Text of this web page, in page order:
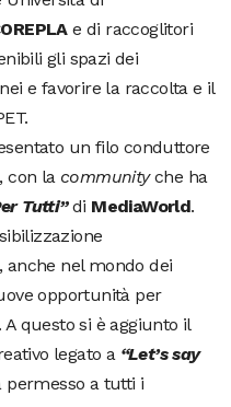
e di raccoglitori
gli spazi dei
e favorire la raccolta e il
un filo conduttore
con la communityche ha
Tutti”di MediaWorld.
anche nel mondo dei
opportunità per
questo si è aggiunto il
legato a “Let’s say
permesso a tutti i